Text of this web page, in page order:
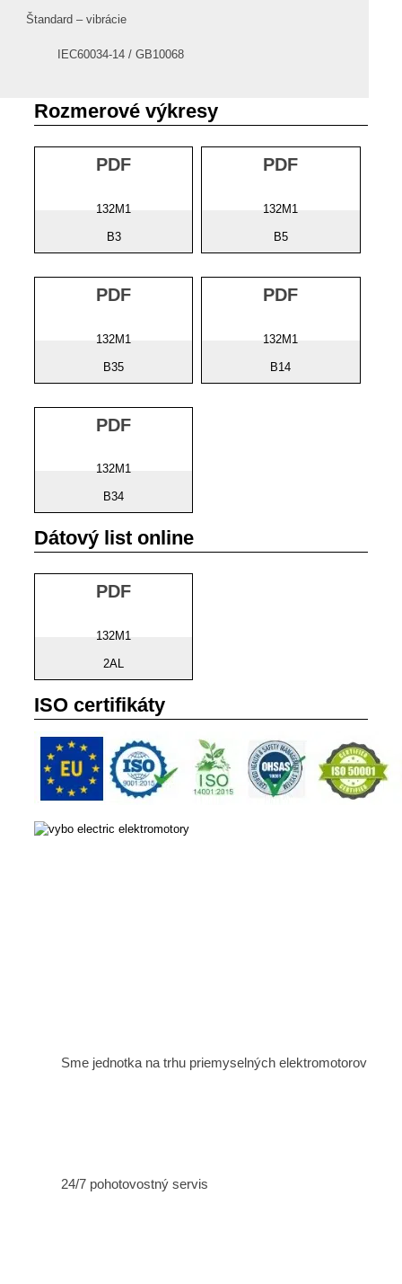
Štandard – vibrácie
IEC60034-14 / GB10068
Rozmerové výkresy
PDF
132M1
B3
PDF
132M1
B5
PDF
132M1
B35
PDF
132M1
B14
PDF
132M1
B34
Dátový list online
PDF
132M1
2AL
ISO certifikáty
Sme jednotka na trhu priemyselných elektromotorov
24/7 pohotovostný servis